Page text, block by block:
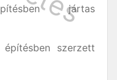
jártas
szerzett